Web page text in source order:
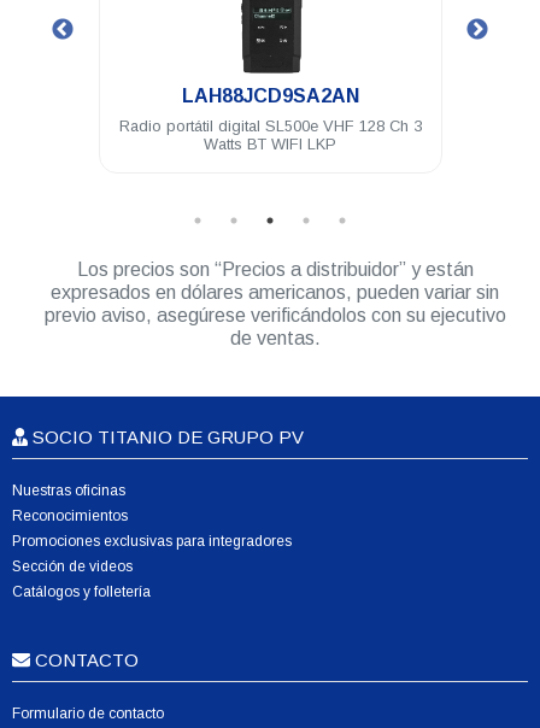
.
LAH88JCD9SA2AN
Radio portátil digital SL500e VHF 128 Ch 3
Watts BT WIFI LKP
Los precios son “Precios a distribuidor” y están
expresados en dólares americanos, pueden variar sin
previo aviso, asegúrese verificándolos con su ejecutivo
de ventas.
SOCIO TITANIO DE GRUPO PV
Nuestras oficinas
Reconocimientos
Promociones exclusivas para integradores
Sección de videos
Catálogos y folletería
CONTACTO
Formulario de contacto